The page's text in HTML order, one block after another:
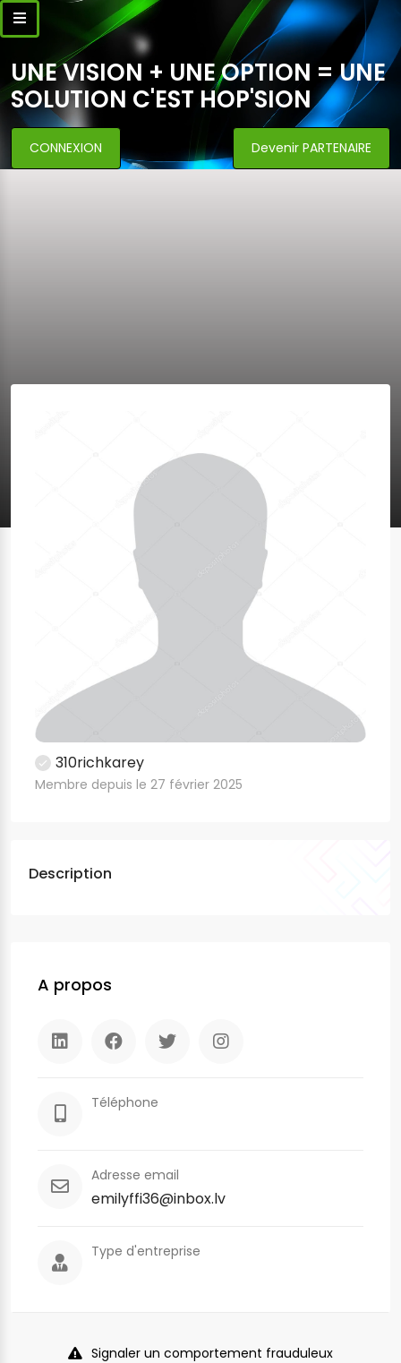
UNE VISION + UNE OPTION = UNE
SOLUTION C'EST HOP'SION
CONNEXION Devenir PARTENAIRE
310richkarey
Membre depuis le 27 février 2025
Description
A propos
Téléphone
Adresse email
emilyffi36@inbox.lv
Type d'entreprise
Signaler un comportement frauduleux